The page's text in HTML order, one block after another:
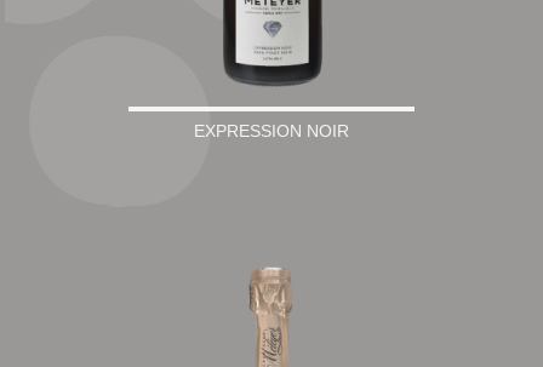
EXPRESSION NOIR